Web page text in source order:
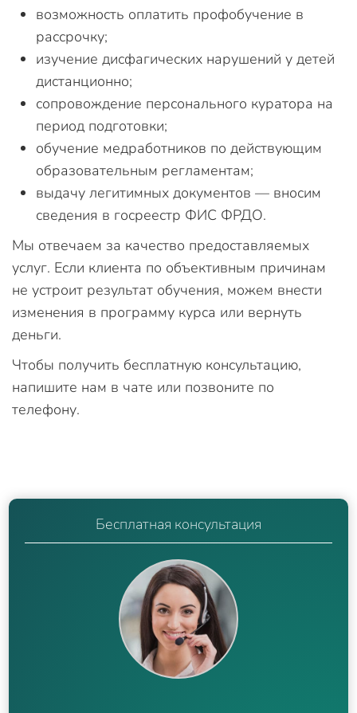
возможность оплатить профобучение в
рассрочку;
изучение дисфагических нарушений у детей
дистанционно;
сопровождение персонального куратора на
период подготовки;
обучение медработников по действующим
образовательным регламентам;
выдачу легитимных документов — вносим
сведения в госреестр ФИС ФРДО.
Мы отвечаем за качество предоставляемых
услуг. Если клиента по объективным причинам
не устроит результат обучения, можем внести
изменения в программу курса или вернуть
деньги.
Чтобы получить бесплатную консультацию,
напишите нам в чате или позвоните по
телефону.
Бесплатная консультация